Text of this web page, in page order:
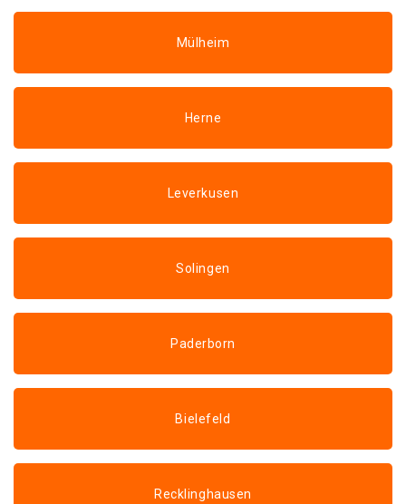
Mülheim
Herne
Leverkusen
Solingen
Paderborn
Bielefeld
Recklinghausen